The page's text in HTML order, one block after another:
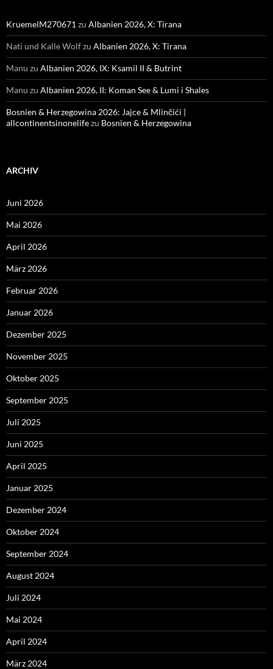
KruemelM270671 zu Albanien 2026, X: Tirana
Nati und Kalle Wolfzu Albanien 2026, X: Tirana
Manu zu Albanien 2026, IX: Ksamil II & Butrint
Manu zu Albanien 2026, II: Koman See & Lumi i Shales
Bosnien & Herzegowina 2026: Jajce & Mlinčići |
allcontinentsinonelifezu Bosnien & Herzegowina
ARCHIV
Juni 2026
Mai 2026
April 2026
März 2026
Februar 2026
Januar 2026
Dezember 2025
November 2025
Oktober 2025
September 2025
Juli 2025
Juni 2025
April 2025
Januar 2025
Dezember 2024
Oktober 2024
September 2024
August 2024
Juli 2024
Mai 2024
April 2024
März 2024